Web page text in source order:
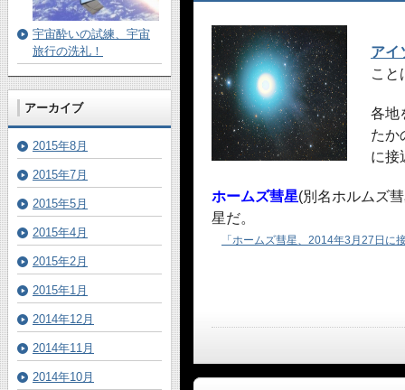
アイ
こと
各地
たか
に接
ホームズ彗星(別名ホルムズ
星だ。
「ホームズ彗星、2014年3月27日に
宇宙酔いの試練、宇宙
旅行の洗礼！
アーカイブ
2015年8月
2015年7月
2015年5月
2015年4月
2015年2月
2015年1月
2014年12月
2014年11月
2014年10月